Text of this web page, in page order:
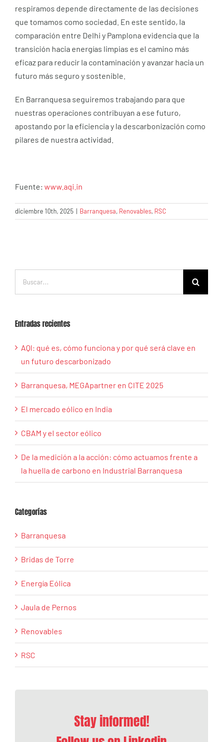
respiramos depende directamente de las decisiones
que tomamos como sociedad. En este sentido, la
comparación entre Delhi y Pamplona evidencia que la
transición hacia energías limpias es el camino más
eficaz para reducir la contaminación y avanzar hacia un
futuro más seguro y sostenible.
En Barranquesa seguiremos trabajando para que
nuestras operaciones contribuyan a ese futuro,
apostando por la eficiencia y la descarbonización como
pilares de nuestra actividad.
Fuente: www.aqi.in
diciembre 10th, 2025 | Barranquesa, Renovables, RSC
Entradas recientes
AQI: qué es, cómo funciona y por qué será clave en
un futuro descarbonizado
Barranquesa, MEGApartner en CITE 2025
El mercado eólico en India
CBAM y el sector eólico
De la medición a la acción: cómo actuamos frente a
la huella de carbono en Industrial Barranquesa
Categorías
Barranquesa
Bridas de Torre
Energía Eólica
Jaula de Pernos
Renovables
RSC
Stay informed!